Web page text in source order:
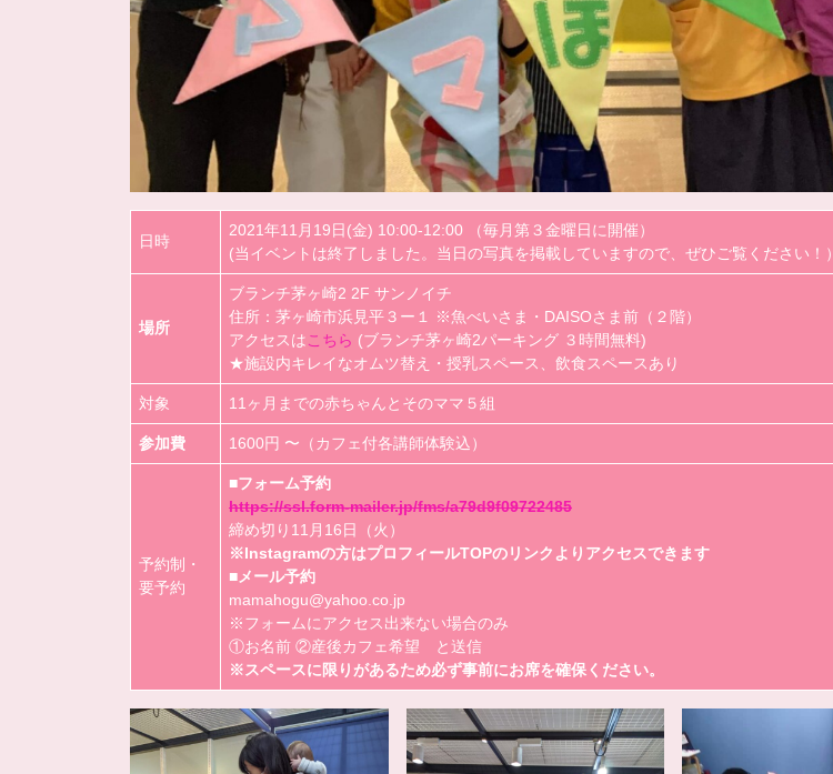
日時
2021年11月19日(金) 10:00-12:00 （毎月第３金曜日に開催）
(当イベントは終了しました。当日の写真を掲載していますので、ぜひご覧ください！）
場所
ブランチ茅ヶ崎2 2F サンノイチ
住所：茅ヶ崎市浜見平３ー１ ※魚べいさま・DAISOさま前（２階）
アクセスは こちら (ブランチ茅ヶ崎2パーキング ３時間無料)
★施設内キレイなオムツ替え・授乳スペース、飲食スペースあり
対象 11ヶ月までの赤ちゃんとそのママ５組
参加費 1600円 〜（カフェ付各講師体験込）
予約制・
要予約
■フォーム予約
https://ssl.form-mailer.jp/fms/a79d9f09722485
締め切り11月16日（火）
※Instagramの方はプロフィールTOPのリンクよりアクセスできます
■メール予約
mamahogu@yahoo.co.jp
※フォームにアクセス出来ない場合のみ
①お名前 ②産後カフェ希望 と送信
※スペースに限りがあるため必ず事前にお席を確保ください。